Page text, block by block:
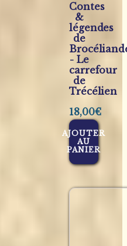
Contes
&
légendes
de
- Le
carrefour
de
Trécélien
18,00€
AJOUTER
AU
PANIER